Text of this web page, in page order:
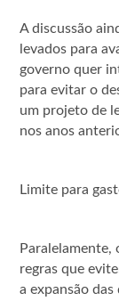
A discussão
levados para
governo quer
para evitar o
um projeto de
nos anos
Limite para
Paralelamente,
regras que
a expansão